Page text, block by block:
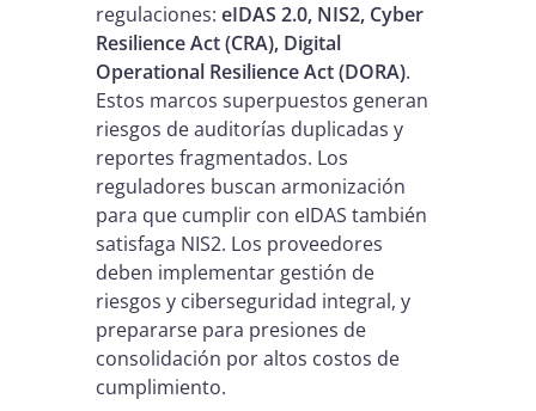
regulaciones: eIDAS 2.0, NIS2, Cyber
Resilience Act (CRA), Digital
Operational Resilience Act (DORA).
Estos marcos superpuestos generan
riesgos de auditorías duplicadas y
reportes fragmentados. Los
reguladores buscan armonización
para que cumplir con eIDAS también
satisfaga NIS2. Los proveedores
deben implementar gestión de
riesgos y ciberseguridad integral, y
prepararse para presiones de
consolidación por altos costos de
cumplimiento.